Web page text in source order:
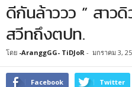
ดีกันล้าววว ” สาว
สวีทถึงตปท.
โดย -AranggGG- TiDJoR - มกราคม 3,
Facebook Twitter